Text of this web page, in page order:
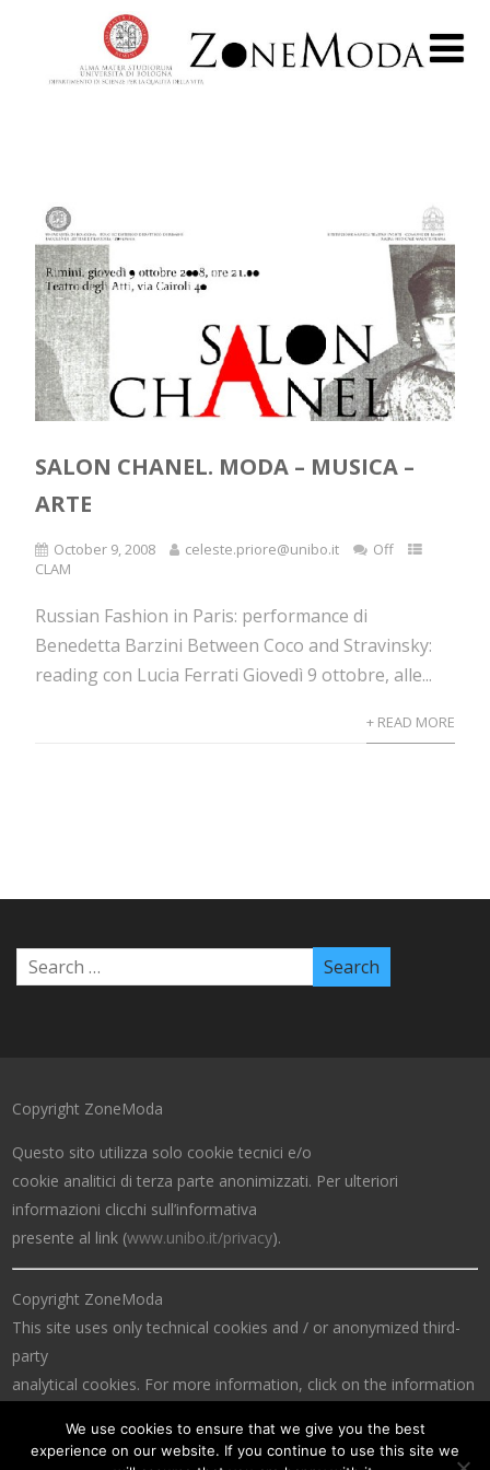
SALON CHANEL. MODA – MUSICA –
ARTE
October 9, 2008 celeste.priore@unibo.it
Off
CLAM
Russian Fashion in Paris: performance di
Benedetta Barzini Between Coco and Stravinsky:
reading con Lucia Ferrati Giovedì 9 ottobre, alle...
+ READ MORE
Copyright ZoneModa
Questo sito utilizza solo cookie tecnici e/o
cookie analitici di terza parte anonimizzati. Per ulteriori
informazioni clicchi sull’informativa
presente al link (www.unibo.it/privacy).
Copyright ZoneModa
This site uses only technical cookies and / or anonymized third-
party
analytical cookies. For more information, click on the information
We use cookies to ensure that we give you the best
experience on our website. If you continue to use this site we